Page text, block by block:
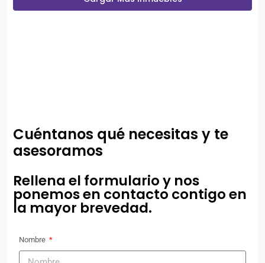
Cuéntanos qué necesitas y te
asesoramos
Rellena el formulario y nos
ponemos en contacto contigo en
la mayor brevedad.
Nombre